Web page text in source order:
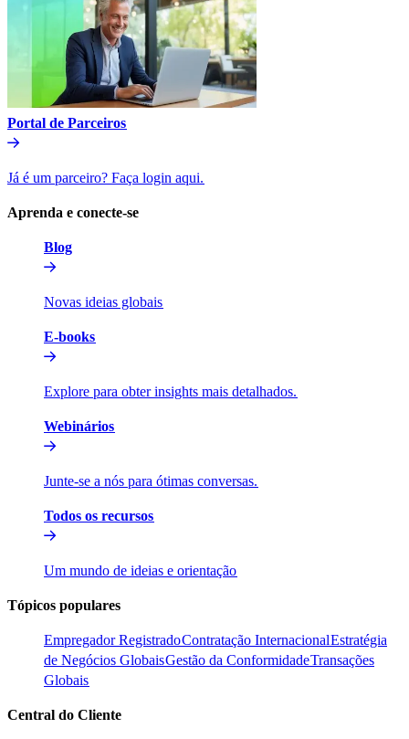
Portal de Parceiros​​
Já é um parceiro? Faça login aqui.​​
Aprenda e conecte-se​​
Blog​​
Novas ideias globais​​
E-books​​
Explore para obter insights mais detalhados.​​
Webinários​​
Junte-se a nós para ótimas conversas.​​
Todos os recursos​​
Um mundo de ideias e orientação​​
Tópicos populares​​
Empregador Registrado​​Contratação Internacional​​Estratégia
de Negócios Globais​​Gestão da Conformidade​​Transações
Globais​​
Central do Cliente​​